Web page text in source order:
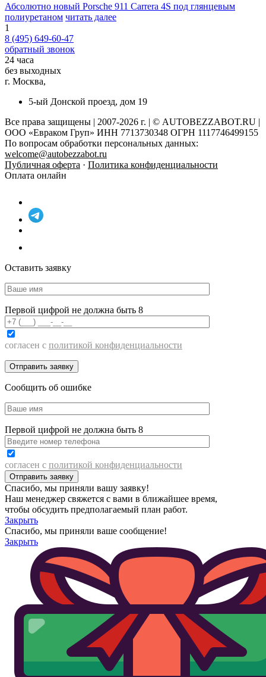
Абсолютно новый Porsche 911 Carrera 4S под глянцевым
полиуретаном читать далее
1
8 (495) 649-60-47
обратный звонок
24 часа
без выходных
г. Москва,
5-ый Донской проезд, дом 19
Все права защищены | 2007-2026 г. | © AUTOBEZZABOT.RU |
ООО «Евраком Груп» ИНН 7713730348 ОГРН 1117746499155
По вопросам обработки персональных данных:
welcome@autobezzabot.ru
Публичная оферта · Политика конфиденциальности
Оплата онлайн
Оставить заявку
Первой цифрой не должна быть 8
согласен с политикой конфиденциальности
Сообщить об ошибке
Первой цифрой не должна быть 8
согласен с политикой конфиденциальности
Спасибо, мы приняли вашу заявку!
Наш менеджер свяжется с вами в ближайшее время,
чтобы обсудить предполагаемый план работ.
Закрыть
Спасибо, мы приняли ваше сообщение!
Закрыть